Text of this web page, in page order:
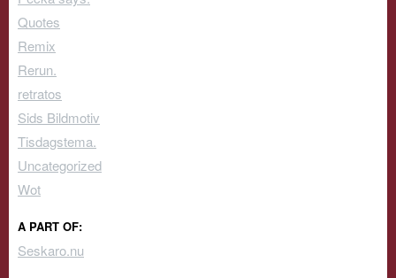
Quotes
Remix
Rerun.
retratos
Sids Bildmotiv
Tisdagstema.
Uncategorized
Wot
A PART OF:
Seskaro.nu